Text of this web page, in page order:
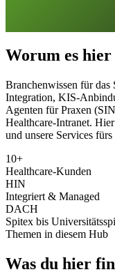
Worum es hier
Branchenwissen für
Integration, KIS-
Agenten für Praxen
Healthcare-Intranet.
und unsere Services
10+
Healthcare-Kunden
HIN
Integriert & Managed
DACH
Spitex bis
Themen in diesem Hub
Was du hier